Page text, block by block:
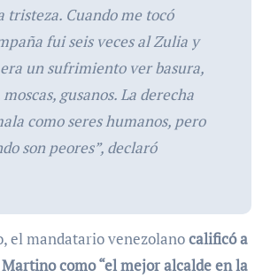
tristeza. Cuando me tocó
fui seis veces al Zulia y
un sufrimiento ver basura,
gusanos. La derecha
como seres humanos, pero
son peores”, declaró
el mandatario venezolanocalificó a
como “el mejor alcalde en la